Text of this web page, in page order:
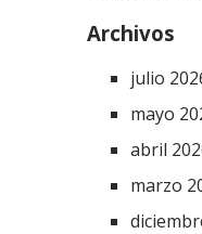
Archivos
julio
mayo
abril
marzo